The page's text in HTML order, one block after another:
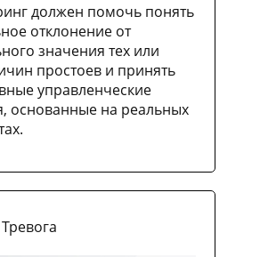
должен помочь понять
отклонение от
значения тех или
простоев и принять
управленческие
основанные на реальных
Тревога